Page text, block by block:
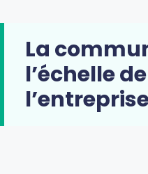
La
l’échelle de